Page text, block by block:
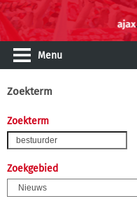
Menu
Zoekterm
Zoekterm
Zoekgebied